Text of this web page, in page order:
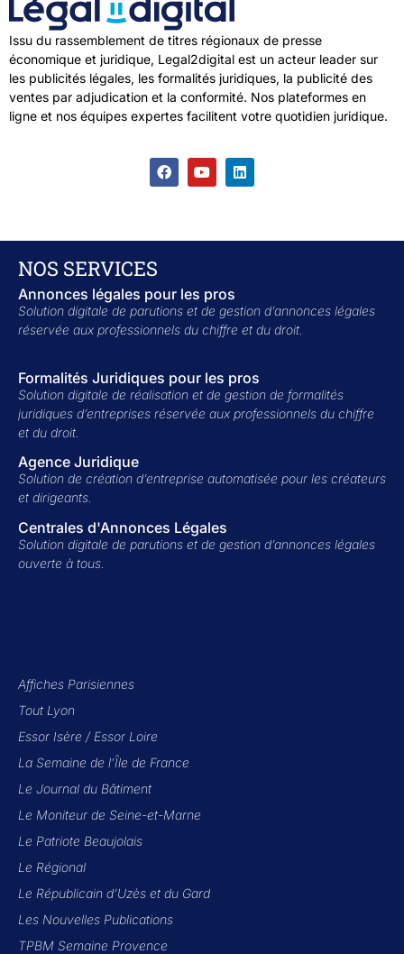
Issu du rassemblement de titres régionaux de presse
économique et juridique, Legal2digital est un acteur leader sur
les publicités légales, les formalités juridiques, la publicité des
ventes par adjudication et la conformité. Nos plateformes en
ligne et nos équipes expertes facilitent votre quotidien juridique.
NOS SERVICES
Annonces légales pour les pros
Solution digitale de parutions et de gestion d’annonces légales
réservée aux professionnels du chiffre et du droit.
Formalités Juridiques pour les pros
Solution digitale de réalisation et de gestion de formalités
juridiques d’entreprises réservée aux professionnels du chiffre
et du droit.
Agence Juridique
Solution de création d’entreprise automatisée pour les créateurs
et dirigeants.
Centrales d'Annonces Légales
Solution digitale de parutions et de gestion d’annonces légales
ouverte à tous.
Affiches Parisiennes
Tout Lyon
Essor Isère / Essor Loire
La Semaine de l’Île de France
Le Journal du Bâtiment
Le Moniteur de Seine-et-Marne
Le Patriote Beaujolais
Le Régional
Le Républicain d’Uzès et du Gard
Les Nouvelles Publications
TPBM Semaine Provence